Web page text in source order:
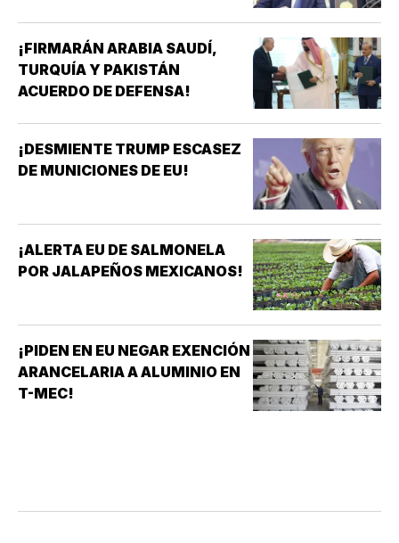
¡FIRMARÁN ARABIA SAUDÍ,
TURQUÍA Y PAKISTÁN
ACUERDO DE DEFENSA!
¡DESMIENTE TRUMP ESCASEZ
DE MUNICIONES DE EU!
¡ALERTA EU DE SALMONELA
POR JALAPEÑOS MEXICANOS!
¡PIDEN EN EU NEGAR EXENCIÓN
ARANCELARIA A ALUMINIO EN
T-MEC!